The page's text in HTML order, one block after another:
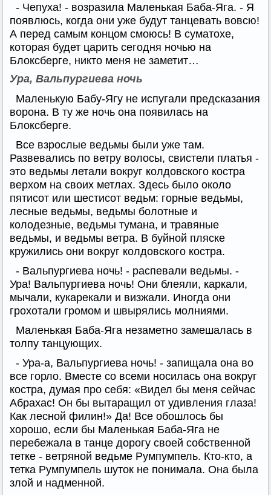
- Чепуха! - возразила Маленькая Баба-Яга. - Я
появлюсь, когда они уже будут танцевать вовсю!
А перед самым концом смоюсь! В суматохе,
которая будет царить сегодня ночью на
Блоксберге, никто меня не заметит…
Ура, Вальпургиева ночь
Маленькую Бабу-Ягу не испугали предсказания
ворона. В ту же ночь она появилась на
Блоксберге.
Все взрослые ведьмы были уже там.
Развевались по ветру волосы, свистели платья -
это ведьмы летали вокруг колдовского костра
верхом на своих метлах. Здесь было около
пятисот или шестисот ведьм: горные ведьмы,
лесные ведьмы, ведьмы болотные и
колодезные, ведьмы тумана, и травяные
ведьмы, и ведьмы ветра. В буйной пляске
кружились они вокруг колдовского костра.
- Вальпургиева ночь! - распевали ведьмы. -
Ура! Вальпургиева ночь! Они блеяли, каркали,
мычали, кукарекали и визжали. Иногда они
грохотали громом и швырялись молниями.
Маленькая Баба-Яга незаметно замешалась в
толпу танцующих.
- Ура-а, Вальпургиева ночь! - запищала она во
все горло. Вместе со всеми носилась она вокруг
костра, думая про себя: «Видел бы меня сейчас
Абрахас! Он бы вытаращил от удивления глаза!
Как лесной филин!» Да! Все обошлось бы
хорошо, если бы Маленькая Баба-Яга не
перебежала в танце дорогу своей собственной
тетке - ветряной ведьме Румпумпель. Кто-кто, а
тетка Румпумпель шуток не понимала. Она была
злой и надменной.